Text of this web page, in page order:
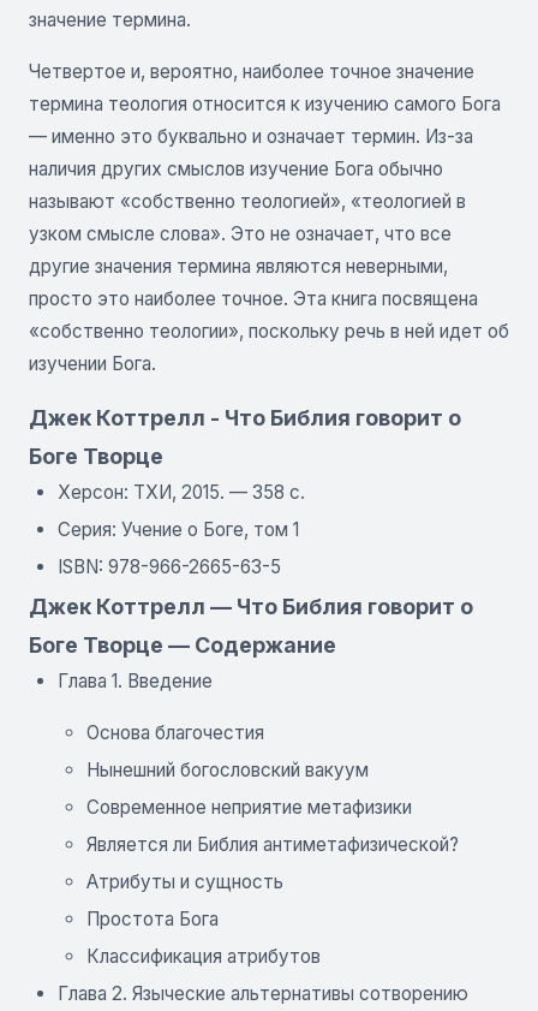
значение термина.
Четвертое и, вероятно, наиболее точное значение
термина теология относится к изучению самого Бога
— именно это буквально и означает термин. Из-за
наличия других смыслов изучение Бога обычно
называют «собственно теологией», «теологией в
узком смысле слова». Это не означает, что все
другие значения термина являются неверными,
просто это наиболее точное. Эта книга посвящена
«собственно теологии», поскольку речь в ней идет об
изучении Бога.
Джек Коттрелл - Что Библия говорит о
Боге Творце
Херсон: ТХИ, 2015. — 358 с.
Серия: Учение о Боге, том 1
ISBN: 978-966-2665-63-5
Джек Коттрелл — Что Библия говорит о
Боге Творце — Содержание
Глава 1. Введение
Основа благочестия
Нынешний богословский вакуум
Современное неприятие метафизики
Является ли Библия антиметафизической?
Атрибуты и сущность
Простота Бога
Классификация атрибутов
Глава 2. Языческие альтернативы сотворению